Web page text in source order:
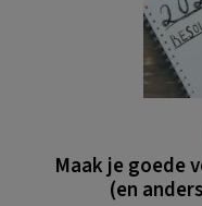
Maak je goede
(en